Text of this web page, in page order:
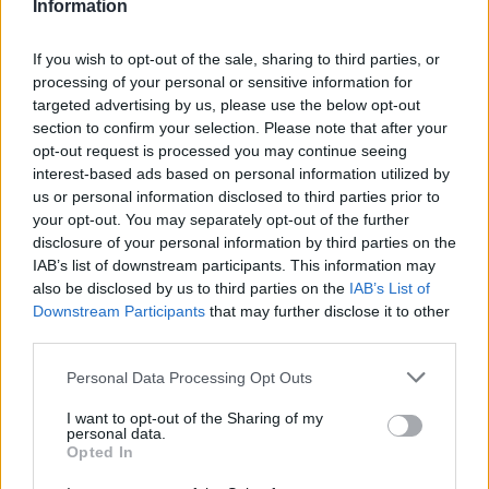
Information
If you wish to opt-out of the sale, sharing to third parties, or
processing of your personal or sensitive information for
targeted advertising by us, please use the below opt-out
section to confirm your selection. Please note that after your
opt-out request is processed you may continue seeing
interest-based ads based on personal information utilized by
us or personal information disclosed to third parties prior to
your opt-out. You may separately opt-out of the further
disclosure of your personal information by third parties on the
IAB’s list of downstream participants. This information may
also be disclosed by us to third parties on the IAB’s List of
Downstream Participants that may further disclose it to other
Please note that this website/app uses one or more Google
not limited to your visit or usage behaviour. You may click to
grant or deny consent to Google and its third-party tags to
use your data for below specified purposes in below Google
Personal Data Processing Opt Outs
I want to opt-out of the Sharing of my
personal data.
Opted In
offrono un buon compromesso tra prezzo e qualità.
e la liquidità delle operazioni variano notevolmente
in base alla località e al tipo di immobile scelto.
In definitiva, il mercato delle seconde case in Italia
oggi si caratterizza per una forte polarizzazione
verso il lusso sulle coste e una domanda selettiva
nelle località alpine del Nord-Est, con preferenze
chiare per
trilocali bilocali monolocaliin
funzione dell’uso previsto e della redditività
stagionale.
AUTORE
Beatrice Beretta
Beatrice Beretta, basata a Bologna, annotò